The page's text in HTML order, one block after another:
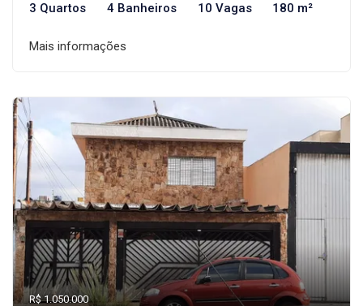
3 Quartos 4 Banheiros 10 Vagas 180 m²
Mais informações
R$ 1.050.000